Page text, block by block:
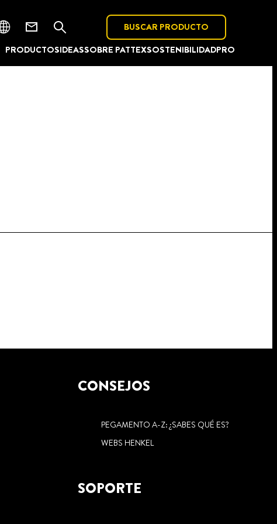
PRODUCTOSIDEASSOBRE PATTEXSOSTENIBILIDADPRO
BUSCAR PRODUCTO
CONSEJOS
PEGAMENTO A-Z: ¿SABES QUÉ ES?
WEBS HENKEL
SOPORTE